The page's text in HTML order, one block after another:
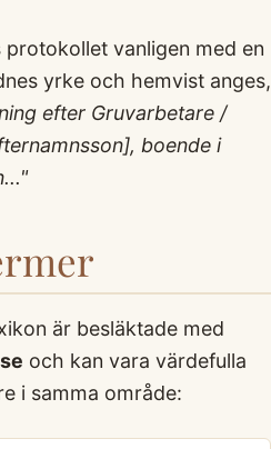
vanligen med en
yrke och hemvist anges,
efter Gruvarbetare /
boende i
är besläktade med
och kan vara värdefulla
i samma område: